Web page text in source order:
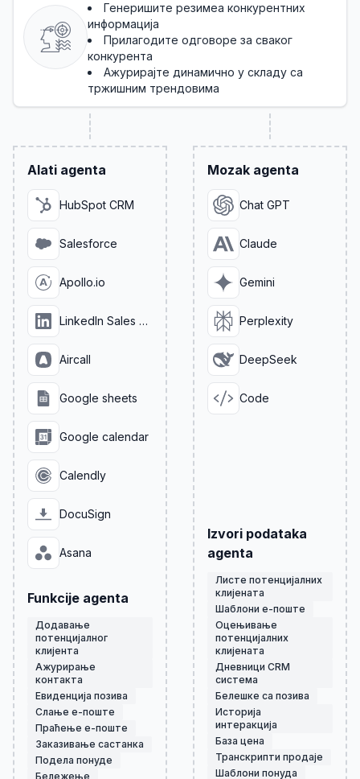
Генеришите резимеа конкурентних
информација
Прилагодите одговоре за сваког
конкурента
Ажурирајте динамично у складу са
тржишним трендовима
Alati agenta
HubSpot CRM
Salesforce
Apollo.io
LinkedIn Sales Navigator
Aircall
Google sheets
Google calendar
Calendly
DocuSign
Asana
Funkcije agenta
Додавање
потенцијалног
клијента
Ажурирање
контакта
Евиденција позива
Слање е-поште
Праћење е-поште
Заказивање састанка
Подела понуде
Бележење
Mozak agenta
Chat GPT
Claude
Gemini
Perplexity
DeepSeek
Code
Izvori podataka
agenta
Листе потенцијалних
клијената
Шаблони е-поште
Оцењивање
потенцијалних
клијената
Дневници CRM
система
Белешке са позива
Историја
интеракција
База цена
Транскрипти продаје
Шаблони понуда